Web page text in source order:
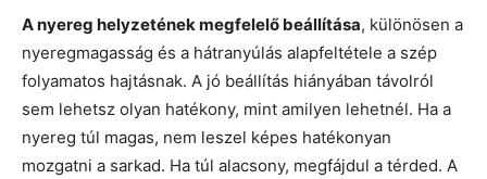
A nyereg helyzetének megfelelő beállítása, különösen a
nyeregmagasság és a hátranyúlás alapfeltétele a szép
folyamatos hajtásnak. A jó beállítás hiányában távolról
sem lehetsz olyan hatékony, mint amilyen lehetnél. Ha a
nyereg túl magas, nem leszel képes hatékonyan
mozgatni a sarkad. Ha túl alacsony, megfájdul a térded. A